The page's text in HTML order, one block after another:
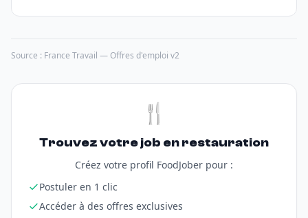
Source : France Travail — Offres d'emploi v2
🍴
Trouvez votre job en restauration
Créez votre profil FoodJober pour :
Postuler en 1 clic
Accéder à des offres exclusives